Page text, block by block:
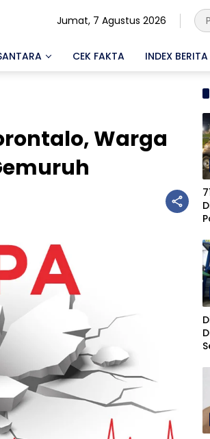
Jumat, 7 Agustus 2026
CEK FAKTA INDEX BERITA
Warga